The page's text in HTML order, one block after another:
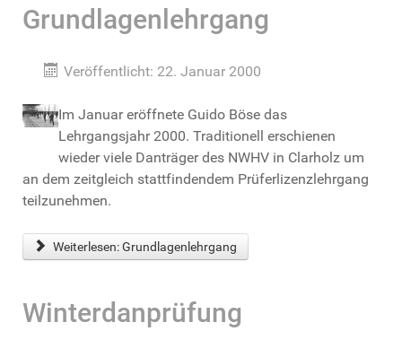
Grundlagenlehrgang
Veröffentlicht: 22. Januar 2000
Im Januar eröffnete Guido Böse das
Lehrgangsjahr 2000. Traditionell erschienen
wieder viele Danträger des NWHV in Clarholz um
an dem zeitgleich stattfindendem Prüferlizenzlehrgang
teilzunehmen.
Weiterlesen: Grundlagenlehrgang
Winterdanprüfung